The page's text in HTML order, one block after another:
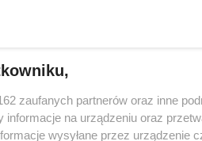
zaufanych partnerów oraz inne
informacje na urządzeniu oraz
wysyłane przez urządzenie